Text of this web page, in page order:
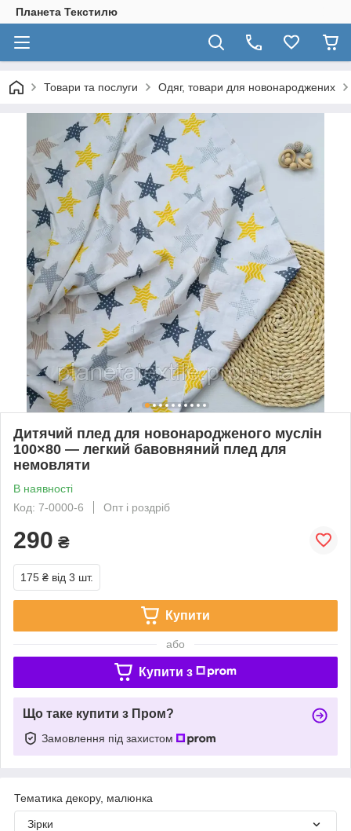
Планета Текстилю
Товари та послуги Одяг, товари для новонароджених
Дитячий плед для новонародженого муслін
100×80 — легкий бавовняний плед для
немовляти
В наявності
Код: 7-0000-6
Опт і роздріб
290 ₴
175 ₴ від 3 шт.
Купити
або
Купити з
Що таке купити з Пром?
Замовлення під захистом
Тематика декору, малюнка
Зірки